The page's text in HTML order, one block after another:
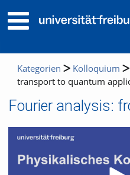
Kategorien Kolloquium
transport to quantum